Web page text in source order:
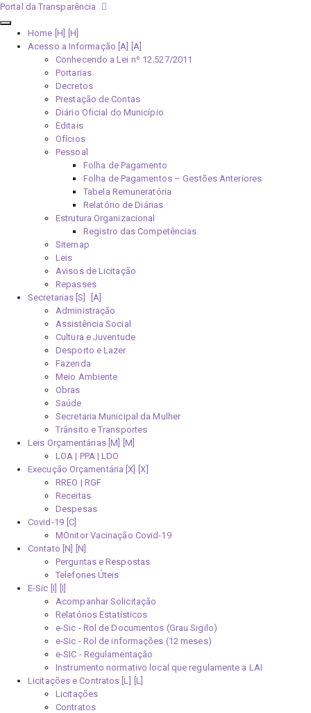
Portal da Transparência
Home [H]
Acesso a Informação [A]
Conhecendo a Lei nº 12.527/2011
Portarias
Decretos
Prestação de Contas
Diário Oficial do Município
Editais
Ofícios
Pessoal
Folha de Pagamento
Folha de Pagamentos – Gestões Anteriores
Tabela Remuneratória
Relatório de Diárias
Estrutura Organizacional
Registro das Competências
Sitemap
Leis
Avisos de Licitação
Repasses
Secretarias [S]
Administração
Assistência Social
Cultura e Juventude
Desporto e Lazer
Fazenda
Meio Ambiente
Obras
Saúde
Secretaria Municipal da Mulher
Trânsito e Transportes
Leis Orçamentárias [M]
LOA | PPA | LDO
Execução Orçamentária [X]
RREO | RGF
Receitas
Despesas
Covid-19
MOnitor Vacinação Covid-19
Contato [N]
Perguntas e Respostas
Telefones Úteis
E-Sic [I]
Acompanhar Solicitação
Relatórios Estatísticos
e-Sic - Rol de Documentos (Grau Sigilo)
e-Sic - Rol de informações (12 meses)
e-SIC - Regulamentação
Instrumento normativo local que regulamente a LAI
Licitações e Contratos [L]
Licitações
Contratos